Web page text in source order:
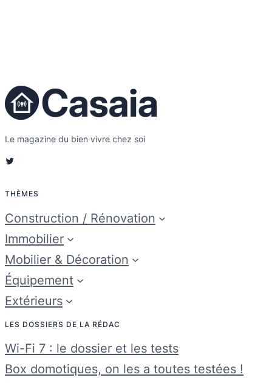
Le magazine du bien vivre chez soi
Twitter
THÈMES
Construction / Rénovation
Immobilier
Mobilier & Décoration
Équipement
Extérieurs
LES DOSSIERS DE LA RÉDAC
Wi-Fi 7 : le dossier et les tests
Box domotiques, on les a toutes testées !